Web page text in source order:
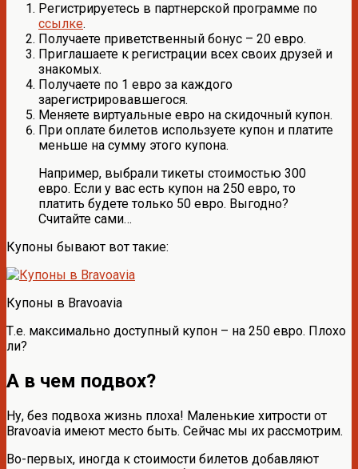
Регистрируетесь в партнерской программе по
ссылке.
Получаете приветственный бонус – 20 евро.
Приглашаете к регистрации всех своих друзей и
знакомых.
Получаете по 1 евро за каждого
зарегистрировавшегося.
Меняете виртуальные евро на скидочный купон.
При оплате билетов используете купон и платите
меньше на сумму этого купона.
Например, выбрали тикеты стоимостью 300
евро. Если у вас есть купон на 250 евро, то
платить будете только 50 евро. Выгодно?
Считайте сами…
Купоны бывают вот такие:
Купоны в Bravoavia
Т.е. максимально доступный купон – на 250 евро. Плохо
ли?
А в чем подвох?
Ну, без подвоха жизнь плоха! Маленькие хитрости от
Bravoavia имеют место быть. Сейчас мы их рассмотрим.
Во-первых, иногда к стоимости билетов добавляют